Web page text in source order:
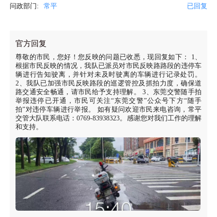
问政部门: 常平 已回复
官方回复
尊敬的市民，您好！您反映的问题已收悉，现回复如下： 1、
根据市民反映的情况，我队已派员对市民反映路路段的违停车
辆进行告知驶离，并针对未及时驶离的车辆进行记录处罚。
2、我队已加强市民反映路段的巡逻管控及抓拍力度，确保道
路交通安全畅通，请市民给予支持理解。 3、东莞交警随手拍
举报违停已开通，市民可关注“东莞交警”公众号下方“随手
拍”对违停车辆进行举报。 如有疑问欢迎市民来电咨询，常平
交管大队联系电话：0769-83938323。感谢您对我们工作的理解
和支持。